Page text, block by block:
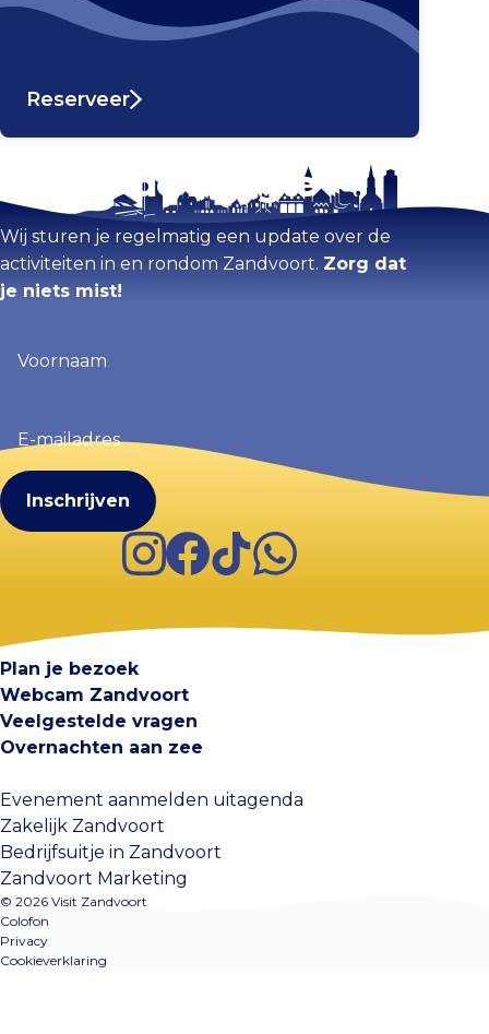
Reserveer
Kaart vergroten
Blijf op de hoogte
Wij sturen je regelmatig een update over de
activiteiten in en rondom Zandvoort. Zorg dat
je niets mist!
(Vereist)
mailadres
(Vereist)
InstagramFacebook
TikTokWhatsApp
Plan je bezoek
Webcam Zandvoort
Veelgestelde vragen
Overnachten aan zee
Evenement aanmelden uitagenda
Zakelijk Zandvoort
Bedrijfsuitje in Zandvoort
Zandvoort Marketing
© 2026 Visit Zandvoort
Colofon
Privacy
Cookieverklaring